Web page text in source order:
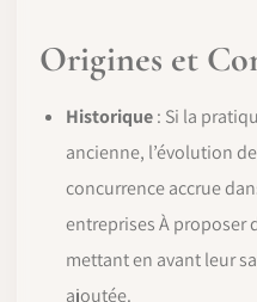
Origines et
Historique: Si la
ancienne, l’évolution
concurrence accrue
entreprises À proposer
mettant en avant leur
ajoutée.